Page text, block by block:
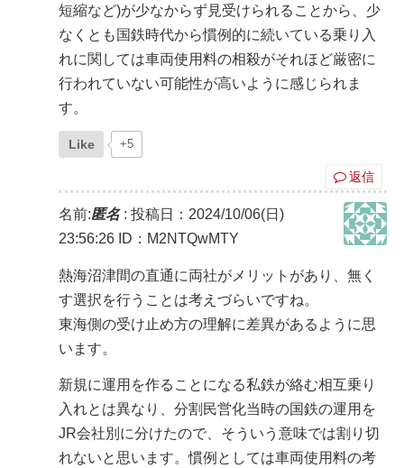
短縮など)が少なからず見受けられることから、少
なくとも国鉄時代から慣例的に続いている乗り入
れに関しては車両使用料の相殺がそれほど厳密に
行われていない可能性が高いように感じられま
す。
Like +5
返信
名前:匿名: 投稿日：2024/10/06(日)
23:56:26 ID：M2NTQwMTY
熱海沼津間の直通に両社がメリットがあり、無く
す選択を行うことは考えづらいですね。
東海側の受け止め方の理解に差異があるように思
います。
新規に運用を作ることになる私鉄が絡む相互乗り
入れとは異なり、分割民営化当時の国鉄の運用を
JR会社別に分けたので、そういう意味では割り切
れないと思います。慣例としては車両使用料の考